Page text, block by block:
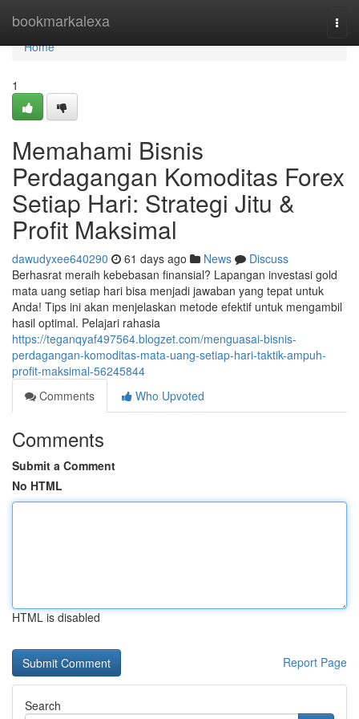
bookmarkalexa
Home
Home
1
Memahami Bisnis
Perdagangan Komoditas Forex
Setiap Hari: Strategi Jitu &
Profit Maksimal
dawudyxee640290 61 days ago News
Discuss
Berhasrat meraih kebebasan finansial? Lapangan investasi gold
mata uang setiap hari bisa menjadi jawaban yang tepat untuk
Anda! Tips ini akan menjelaskan metode efektif untuk mengambil
hasil optimal. Pelajari rahasia
https://teganqyaf497564.blogzet.com/menguasai-bisnis-
perdagangan-komoditas-mata-uang-setiap-hari-taktik-ampuh-
profit-maksimal-56245844
Comments
Who Upvoted
Comments
Submit a Comment
No HTML
HTML is disabled
Report Page
Search